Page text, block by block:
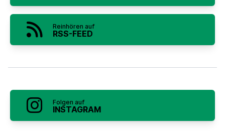
Reinhören auf
RSS-FEED
Folgen auf
INSTAGRAM